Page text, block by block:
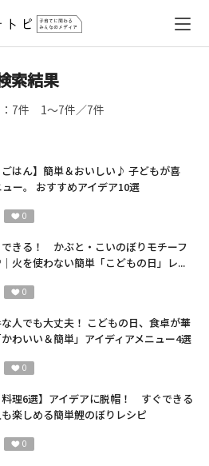
索結果
7件 1～7件／7件
ごはん】簡単＆おいしい♪ 子どもが喜
ー。 おすすめアイデア10選
0
きる！ かぶと・こいのぼりモチーフ
火を使わない簡単「こどもの日」レ...
0
人でも大丈夫！ こどもの日、食卓が華
わいい＆簡単」アイディアメニュー4選
0
料理6選】アイデアに脱帽！ すぐできる
楽しめる簡単鯉のぼりレシピ
0